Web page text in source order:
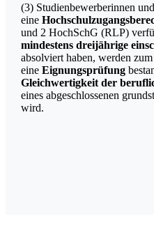
(3) Studienbewerberinnen
eine
und 2 HochSchG (RLP)
mindestens dreijährige
absolviert haben, werden
eine Eignungsprüfung
Gleichwertigkeit der
eines abgeschlossenen
wird.